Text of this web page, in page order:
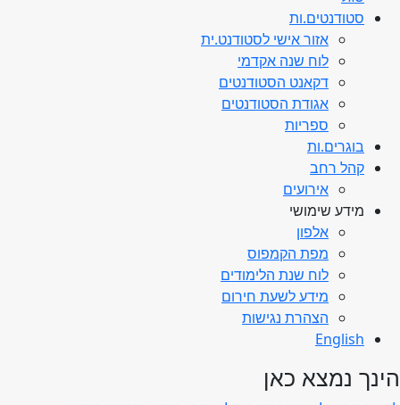
סטודנטים.ות
אזור אישי לסטודנט.ית
לוח שנה אקדמי
דקאנט הסטודנטים
אגודת הסטודנטים
ספריות
בוגרים.ות
קהל רחב
אירועים
מידע שימושי
אלפון
מפת הקמפוס
לוח שנת הלימודים
מידע לשעת חירום
הצהרת נגישות
English
הינך נמצא כאן